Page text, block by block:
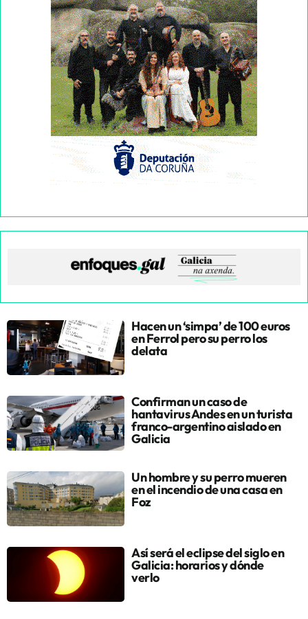
Hacen un ‘simpa’ de 100 euros
en Ferrol pero su perro los
delata
Confirman un caso de
hantavirus Andes en un turista
franco-argentino aislado en
Galicia
Un hombre y su perro mueren
en el incendio de una casa en
Foz
Así será el eclipse del siglo en
Galicia: horarios y dónde
verlo